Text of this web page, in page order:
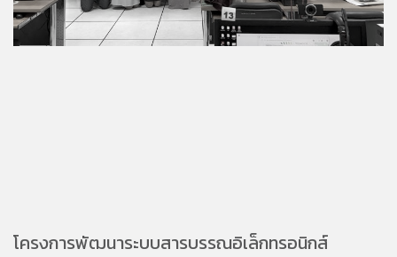
โครงการพัฒนาระบบสารบรรณอิเล็กทรอนิกส์